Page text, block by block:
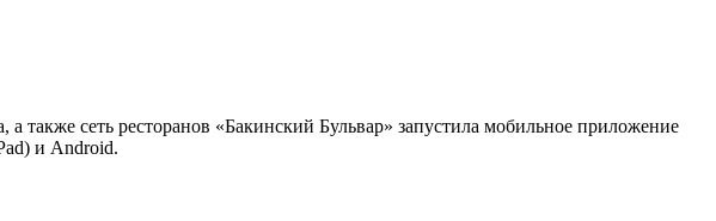
сеть ресторанов «Бакинский Бульвар» запустила мобильное приложение
и Android.